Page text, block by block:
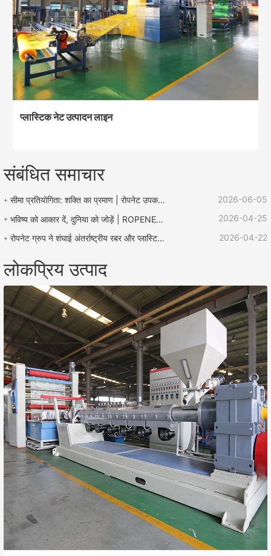
प्लास्टिक नेट उत्पादन लाइन
संबंधित समाचार
सीमा प्रतियोगिता: शक्ति का प्रमाण | रोपनेट उपकरण "लू झेन बचाव कप" रस्सी प्रतियोगिता का समर्थन करता है
2026-06-05
भविष्य को आकार दें, दुनिया को जोड़ें | ROPENET 2026 अंतर्राष्ट्रीय प्लास्टिक और रबर प्रदर्शनी का समापन हुआ!
2026-04-25
रोपनेट ग्रुप ने शंघाई अंतर्राष्ट्रीय रबर और प्लास्टिक प्रदर्शनी में उत्कृष्ट प्रदर्शन किया और वैश्विक कारोबार विस्तार के लिए कई अवसरों के साथ लौटा।
2026-04-22
लोकप्रिय उत्पाद